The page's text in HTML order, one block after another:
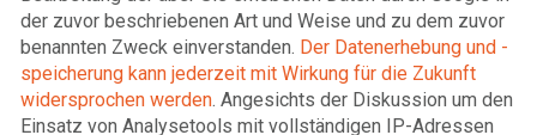
der zuvor beschriebenen Art und Weise und zu dem zuvor
benannten Zweck einverstanden. Der Datenerhebung und -
speicherung kann jederzeit mit Wirkung für die Zukunft
widersprochen werden. Angesichts der Diskussion um den
Einsatz von Analysetools mit vollständigen IP-Adressen